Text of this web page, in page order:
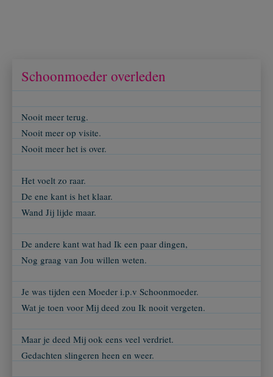
Schoonmoeder overleden
Nooit meer terug.
Nooit meer op visite.
Nooit meer het is over.
Het voelt zo raar.
De ene kant is het klaar.
Wand Jij lijde maar.
De andere kant wat had Ik een paar dingen,
Nog graag van Jou willen weten.
Je was tijden een Moeder i.p.v Schoonmoeder.
Wat je toen voor Mij deed zou Ik nooit vergeten.
Maar je deed Mij ook eens veel verdriet.
Gedachten slingeren heen en weer.